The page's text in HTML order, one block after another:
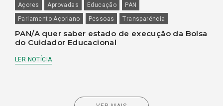
Açores Aprovadas Educação
PAN
Parlamento Açoriano
Pessoas Transparência
PAN/A quer saber estado de execução da Bolsa
do Cuidador Educacional
LER NOTÍCIA